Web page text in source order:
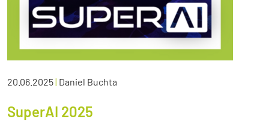
20.06.2025| Daniel Buchta
SuperAI 2025